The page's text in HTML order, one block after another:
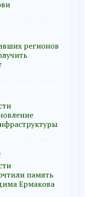
регионов
память
Ермакова